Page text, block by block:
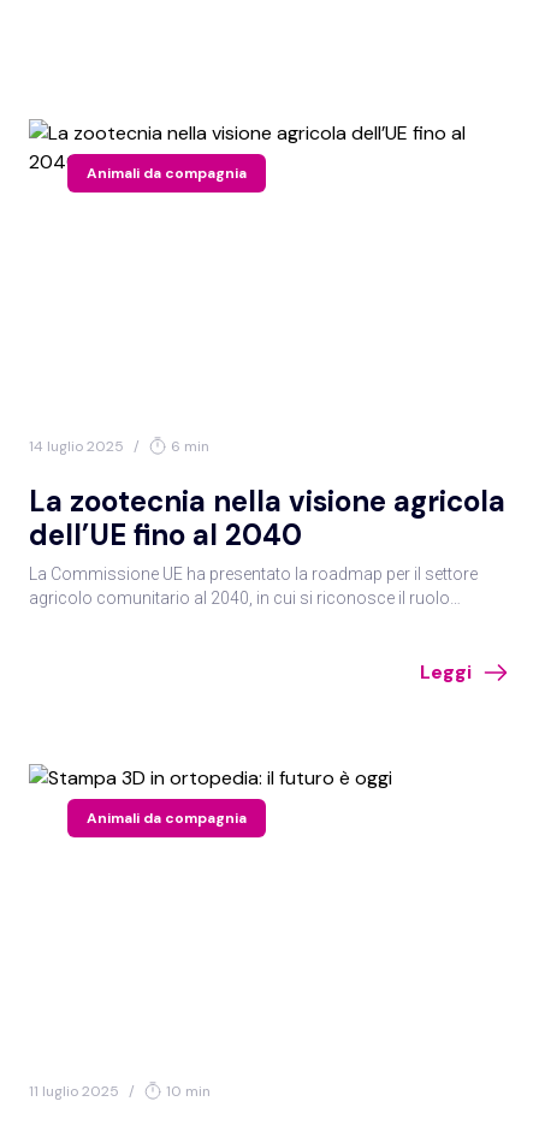
Animali da compagnia
14 luglio 2025 / 6 min
La zootecnia nella visione agricola
dell’UE fino al 2040
La Commissione UE ha presentato la roadmap per il settore
agricolo comunitario al 2040, in cui si riconosce il ruolo
innovazione tecnologica, per rafforzare competitività eLeggi
Animali da compagnia
11 luglio 2025 / 10 min